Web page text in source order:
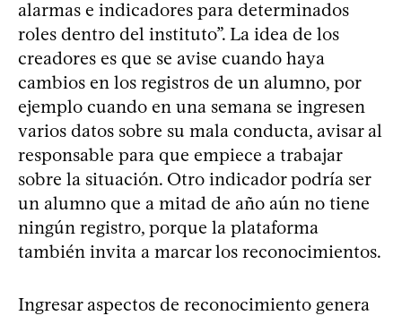
alarmas e indicadores para determinados
roles dentro del instituto”. La idea de los
creadores es que se avise cuando haya
cambios en los registros de un alumno, por
ejemplo cuando en una semana se ingresen
varios datos sobre su mala conducta, avisar al
responsable para que empiece a trabajar
sobre la situación. Otro indicador podría ser
un alumno que a mitad de año aún no tiene
ningún registro, porque la plataforma
también invita a marcar los reconocimientos.
Ingresar aspectos de reconocimiento genera